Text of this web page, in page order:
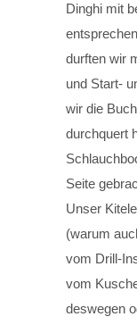
Dinghi mit
durften wir
und Start-
wir die
durchquert
Seite
Unser
(warum
vom Drill-
vom
deswegen